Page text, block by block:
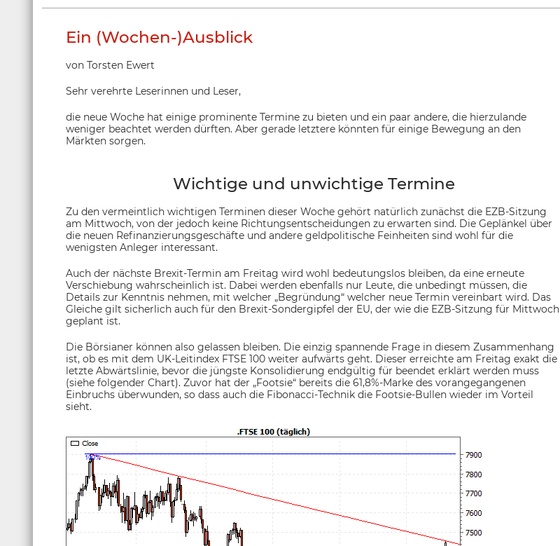
Ein (Wochen-)Ausblick
von Torsten Ewert
Sehr verehrte Leserinnen und Leser,
die neue Woche hat einige prominente Termine zu bieten und ein paar andere, die hierzulande
weniger beachtet werden dürften. Aber gerade letztere könnten für einige Bewegung an den
Märkten sorgen.
Wichtige und unwichtige Termine
Zu den vermeintlich wichtigen Terminen dieser Woche gehört natürlich zunächst die EZB-Sitzung
am Mittwoch, von der jedoch keine Richtungsentscheidungen zu erwarten sind. Die Geplänkel über
die neuen Refinanzierungsgeschäfte und andere geldpolitische Feinheiten sind wohl für die
wenigsten Anleger interessant.
Auch der nächste Brexit-Termin am Freitag wird wohl bedeutungslos bleiben, da eine erneute
Verschiebung wahrscheinlich ist. Dabei werden ebenfalls nur Leute, die unbedingt müssen, die
Details zur Kenntnis nehmen, mit welcher „Begründung“ welcher neue Termin vereinbart wird. Das
Gleiche gilt sicherlich auch für den Brexit-Sondergipfel der EU, der wie die EZB-Sitzung für Mittwoch
geplant ist.
Die Börsianer können also gelassen bleiben. Die einzig spannende Frage in diesem Zusammenhang
ist, ob es mit dem UK-Leitindex FTSE 100 weiter aufwärts geht. Dieser erreichte am Freitag exakt die
letzte Abwärtslinie, bevor die jüngste Konsolidierung endgültig für beendet erklärt werden muss
(siehe folgender Chart). Zuvor hat der „Footsie“ bereits die 61,8%-Marke des vorangegangenen
Einbruchs überwunden, so dass auch die Fibonacci-Technik die Footsie-Bullen wieder im Vorteil
sieht.